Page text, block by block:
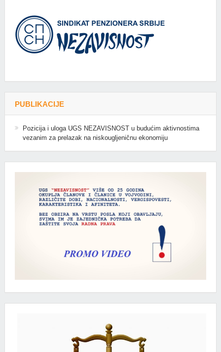
PUBLIKACIJE
Pozicija i uloga UGS NEZAVISNOST u budućim aktivnostima
vezanim za prelazak na niskougljeničnu ekonomiju